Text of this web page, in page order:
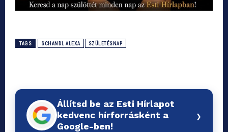
TAGS SCHANDL ALEXA SZÜLETÉSNAP
Állítsd be az Esti Hírlapot
kedvenc hírforrásként a
Google-ben!
›